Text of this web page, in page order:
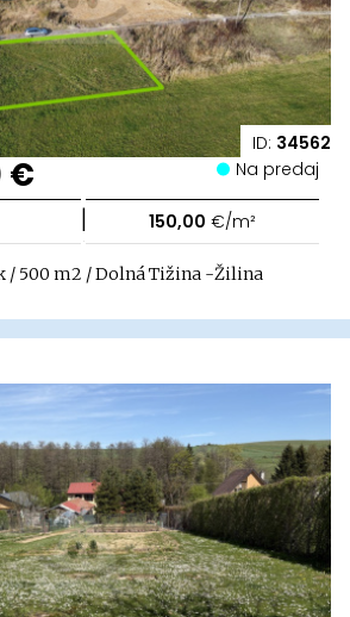
ID: 34562
€ Na predaj
| 150,00 €/m²
/ 500 m2 / Dolná Tižina -Žilina